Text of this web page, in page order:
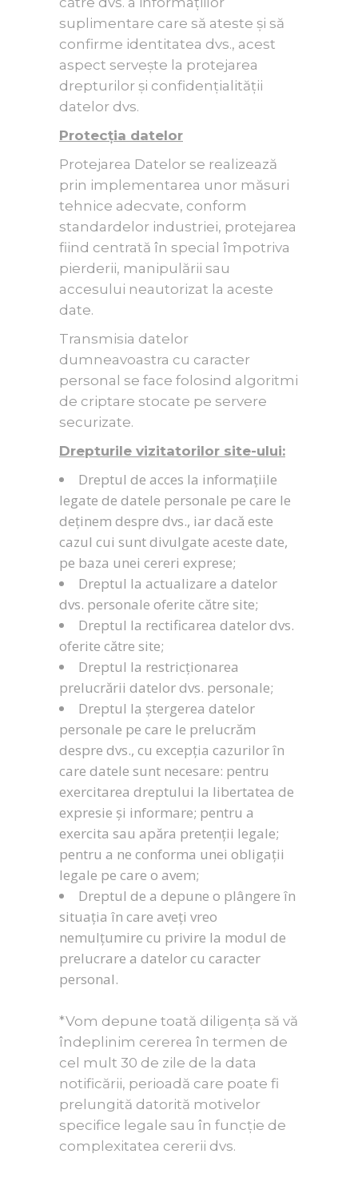
suplimentare care să ateste și să
confirme identitatea dvs., acest
aspect servește la protejarea
drepturilor și confidențialității
datelor dvs.
Protecția datelor
Protejarea Datelor se realizează
prin implementarea unor măsuri
tehnice adecvate, conform
standardelor industriei, protejarea
fiind centrată în special împotriva
pierderii, manipulării sau
accesului neautorizat la aceste
date.
Transmisia datelor
dumneavoastra cu caracter
personal se face folosind algoritmi
de criptare stocate pe servere
securizate.
Drepturile vizitatorilor site-ului:
Dreptul de acces la informațiile
legate de datele personale pe care le
deținem despre dvs., iar dacă este
cazul cui sunt divulgate aceste date,
pe baza unei cereri exprese;
Dreptul la actualizare a datelor
dvs. personale oferite către site;
Dreptul la rectificarea datelor dvs.
oferite către site;
Dreptul la restricționarea
prelucrării datelor dvs. personale;
Dreptul la ștergerea datelor
personale pe care le prelucrăm
despre dvs., cu excepția cazurilor în
care datele sunt necesare: pentru
exercitarea dreptului la libertatea de
expresie și informare; pentru a
exercita sau apăra pretenții legale;
pentru a ne conforma unei obligații
legale pe care o avem;
Dreptul de a depune o plângere în
situația în care aveți vreo
nemulțumire cu privire la modul de
prelucrare a datelor cu caracter
personal.
*Vom depune toată diligența să vă
îndeplinim cererea în termen de
cel mult 30 de zile de la data
notificării, perioadă care poate fi
prelungită datorită motivelor
specifice legale sau în funcție de
complexitatea cererii dvs.